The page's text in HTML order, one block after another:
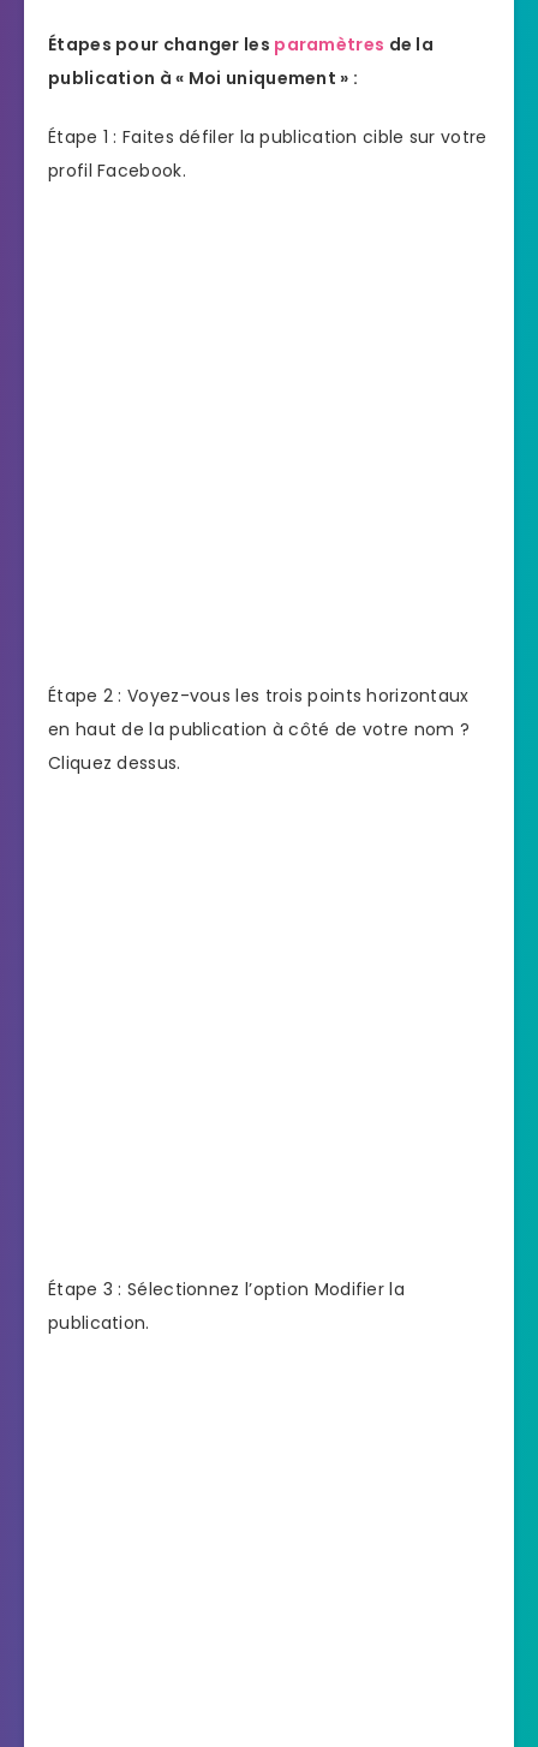
Étapes pour changer les paramètres de la
publication à « Moi uniquement » :
Étape 1 : Faites défiler la publication cible sur votre
profil Facebook.
Étape 2 : Voyez-vous les trois points horizontaux
en haut de la publication à côté de votre nom ?
Cliquez dessus.
Étape 3 : Sélectionnez l’option Modifier la
publication.